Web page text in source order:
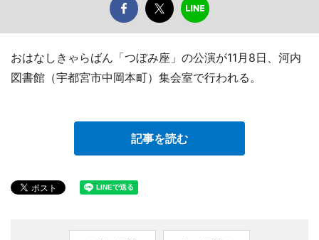
おはなしきゃらばん「つぼみ座」の公演が11月8日、河内
図書館（宇都宮市中岡本町）集会室で行われる。
記事を読む